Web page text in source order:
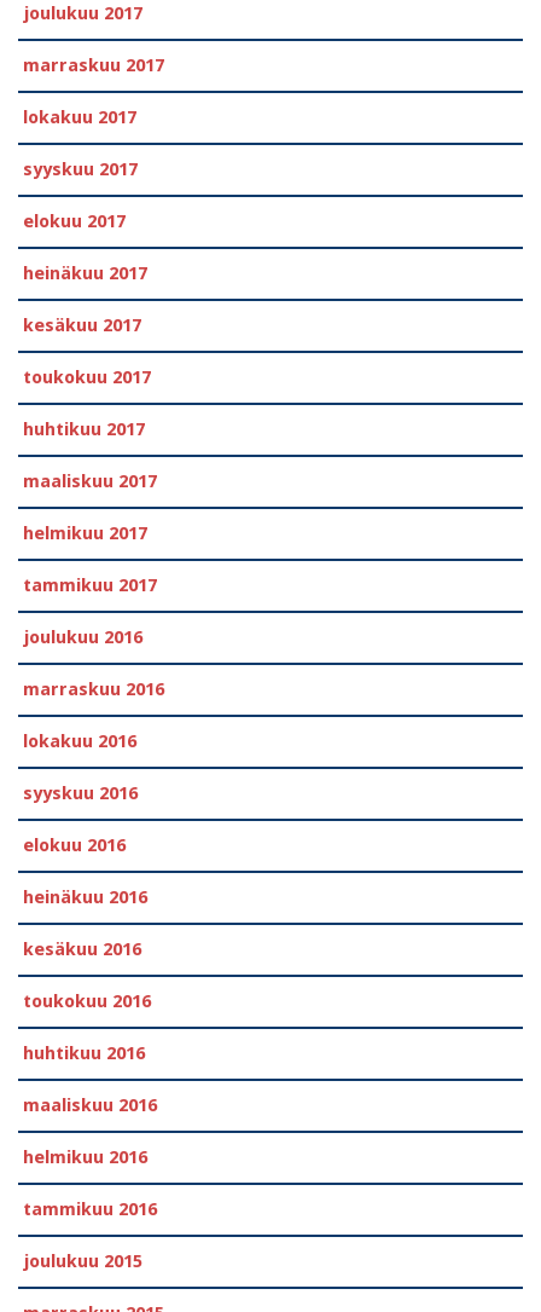
joulukuu 2017
marraskuu 2017
lokakuu 2017
syyskuu 2017
elokuu 2017
heinäkuu 2017
kesäkuu 2017
toukokuu 2017
huhtikuu 2017
maaliskuu 2017
helmikuu 2017
tammikuu 2017
joulukuu 2016
marraskuu 2016
lokakuu 2016
syyskuu 2016
elokuu 2016
heinäkuu 2016
kesäkuu 2016
toukokuu 2016
huhtikuu 2016
maaliskuu 2016
helmikuu 2016
tammikuu 2016
joulukuu 2015